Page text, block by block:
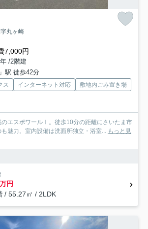
丸ヶ崎
7,000円
/2階建
駅 徒歩42分
ス インターネット対応
敷地内ごみ置き場
のエスポワールⅠ。徒歩10分の距離にさいたま市
魅力。室内設備は洗面所独立・浴室... もっと見
円
/ 55.27㎡ / 2LDK